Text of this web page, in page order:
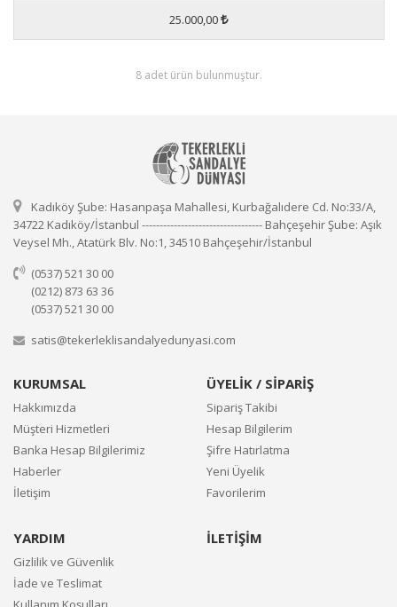
25.000,00
8 adet ürün bulunmuştur.
Kadıköy Şube: Hasanpaşa Mahallesi, Kurbağalıdere Cd. No:33/A,
34722 Kadıköy/İstanbul ---------------------------------- Bahçeşehir Şube: Aşık
Veysel Mh., Atatürk Blv. No:1, 34510 Bahçeşehir/İstanbul
(0537) 521 30 00
(0212) 873 63 36
(0537) 521 30 00
satis@tekerleklisandalyedunyasi.com
KURUMSAL
Hakkımızda
Müşteri Hizmetleri
Banka Hesap Bilgilerimiz
Haberler
İletişim
ÜYELİK / SİPARİŞ
Sipariş Takibi
Hesap Bilgilerim
Şifre Hatırlatma
Yeni Üyelik
Favorilerim
YARDIM
Gizlilik ve Güvenlik
İade ve Teslimat
İLETİŞİM